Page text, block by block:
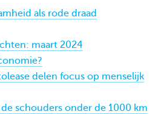
als rode draad
maart 2024
delen focus op menselijk
de schouders onder de 1000 km